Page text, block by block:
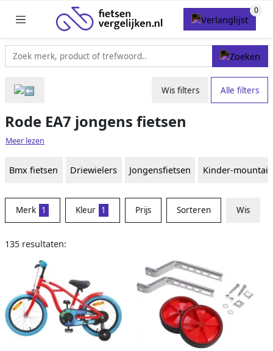
Wis filters Alle filters
Rode EA7 jongens fietsen
Meer lezen
Bmx fietsen Driewielers Jongensfietsen Kinder-
Merk 1 Kleur 1 Prijs Sorteren Wis
135 resultaten: